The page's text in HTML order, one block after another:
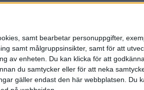
samt bearbetar personuppgifter,
samt målgruppsinsikter, samt för att
av enheten. Du kan klicka för att
du samtycker eller för att neka
gäller endast den här webbplatsen.
och disclaimer